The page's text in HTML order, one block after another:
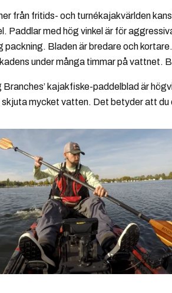
från fritids- och turnékajakvärlden
Paddlar med hög vinkel är för
packning. Bladen är bredare och
under många timmar på vattnet.
Branches’ kajakfiske-paddelblad är
mycket vatten. Det betyder att du